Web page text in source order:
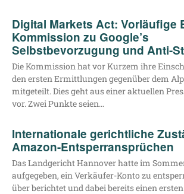
Digital Markets Act: Vorläufige
Kommission zu Google’s
Selbstbevorzugung und Anti-
Die Kom­mis­si­on hat vor Kur­zem ihre
den ers­ten Ermitt­lun­gen gegen­über dem
mit­ge­teilt. Dies geht aus einer aktu­el­len
vor. Zwei Punk­te seien…
Internationale gerichtliche
Amazon-Entsperransprüchen
Das Land­ge­richt Han­no­ver hat­te im
auf­ge­ge­ben, ein Ver­­­käu­­fer-Kon­­­to zu
über berich­tet und dabei bereits einen